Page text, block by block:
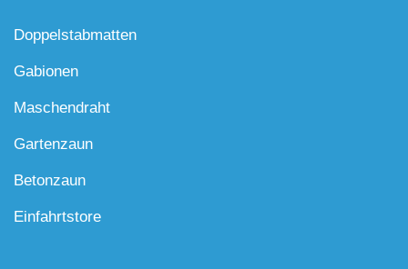
Doppelstabmatten
Gabionen
Maschendraht
Gartenzaun
Betonzaun
Einfahrtstore